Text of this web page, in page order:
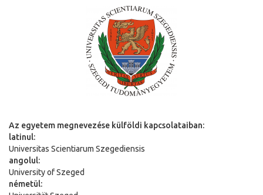
Az egyetem megnevezése külföldi kapcsolataiban:
latinul:
Universitas Scientiarum Szegediensis
angolul:
University of Szeged
németül: